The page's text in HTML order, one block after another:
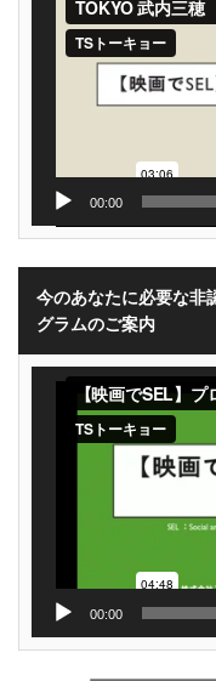
00:00
今のあなたに必要な非
グラムのご案内
00:00